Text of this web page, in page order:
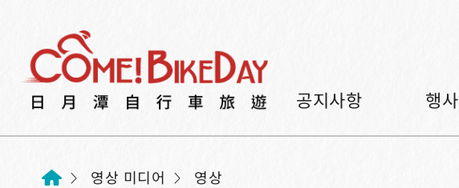
공지사항 행사
영상 미디어 영상